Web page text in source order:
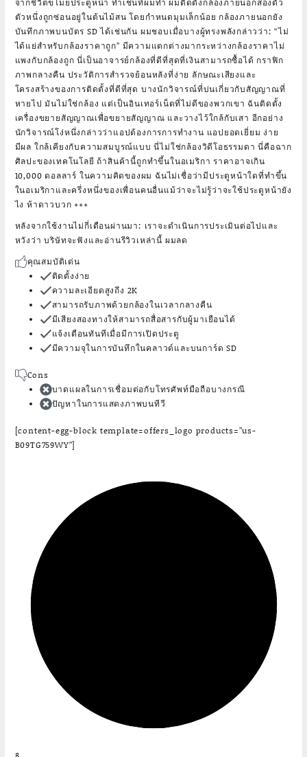
ตัวหนึ่งถูกซ่อนอยู่ในต้นไม้สน โดยกำหนดมุมเล็กน้อย กล้องภายนอกยัง
บันทึกภาพบนบัตร SD ได้เช่นกัน ผมชอบเมื่อบางผู้ทรงพลังกล่าวว่า: “ไม่
ได้แย่สำหรับกล้องราคาถูก” มีความแตกต่างมากระหว่างกล้องราคาไม่
แพงกับกล้องถูก นี่เป็นอาจารย์กล้องที่ดีที่สุดที่เงินสามารถซื้อได้ กราฟิก
ภาพกลางคืน ประวัติการสำรวจย้อนหลังที่ง่าย ลักษณะเสียงและ
โครงสร้างของการติดตั้งที่ดีที่สุด บางนักวิจารณ์ที่บ่นเกี่ยวกับสัญญาณที่
หายไป มันไม่ใช่กล้อง แต่เป็นอินเทอร์เน็ตที่ไม่ดีของพวกเขา ฉันติดตั้ง
เครื่องขยายสัญญาณเพื่อขยายสัญญาณ และวางไว้ใกล้กับเสา อีกอย่าง
นักวิจารณ์โง่หนึ่งกล่าวว่าแอปต้องการการทำงาน แอปยอดเยี่ยม ง่าย
มีผล ใกล้เคียงกับความสมบูรณ์แบบ นี่ไม่ใช่กล้องวิดีโอธรรมดา นี่คือฉาก
ศิลปะของเทคโนโลยี ถ้าสินค้านี้ถูกทำขึ้นในอเมริกา ราคาอาจเกิน
10,000 ดอลลาร์ ในความคิดของผม ฉันไม่เชื่อว่ามีประตูหน้าใดที่ทำขึ้น
ในอเมริกาและครึ่งหนึ่งของเพื่อนคนอื่นแม้ว่าจะไม่รู้ว่าจะใช้ประตูหน้ายัง
ไง ห้าดาวบวก +++
หลังจากใช้งานไม่กี่เดือนผ่านมา: เราจะดำเนินการประเมินต่อไปและ
หวังว่า บริษัทจะฟังและอ่านรีวิวเหล่านี้ ผมลด
คุณสมบัติเด่น
ติดตั้งง่าย
ความละเอียดสูงถึง 2K
สามารถรับภาพด้วยกล้องในเวลากลางคืน
มีเสียงสองทางให้สามารถสื่อสารกับผู้มาเยือนได้
แจ้งเตือนทันทีเมื่อมีการเปิดประตู
มีความจุในการบันทึกในคลาวด์และบนการ์ด SD
Cons
บาดแผลในการเชื่อมต่อกับโทรศัพท์มือถือบางกรณี
ปัญหาในการแสดงภาพบนทีวี
[content-egg-block template=offers_logo products=”us-
B09TG759WY”]